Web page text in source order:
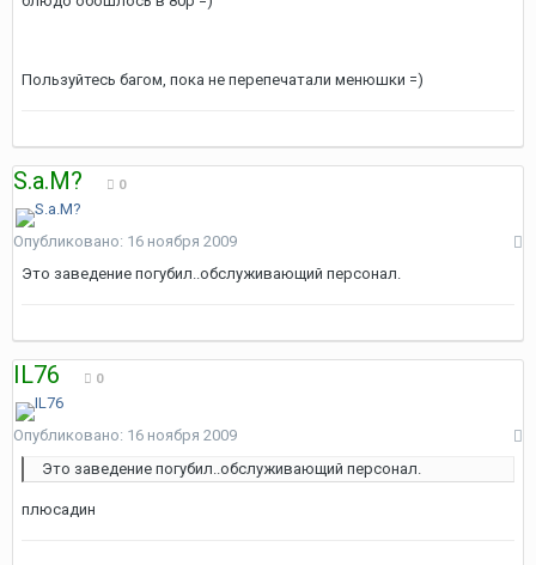
Пользуйтесь багом, пока не перепечатали менюшки =)
S.a.M? 0
Опубликовано: 16 ноября 2009
Это заведение погубил..обслуживающий персонал.
IL76 0
Опубликовано: 16 ноября 2009
Это заведение погубил..обслуживающий персонал.
плюсадин